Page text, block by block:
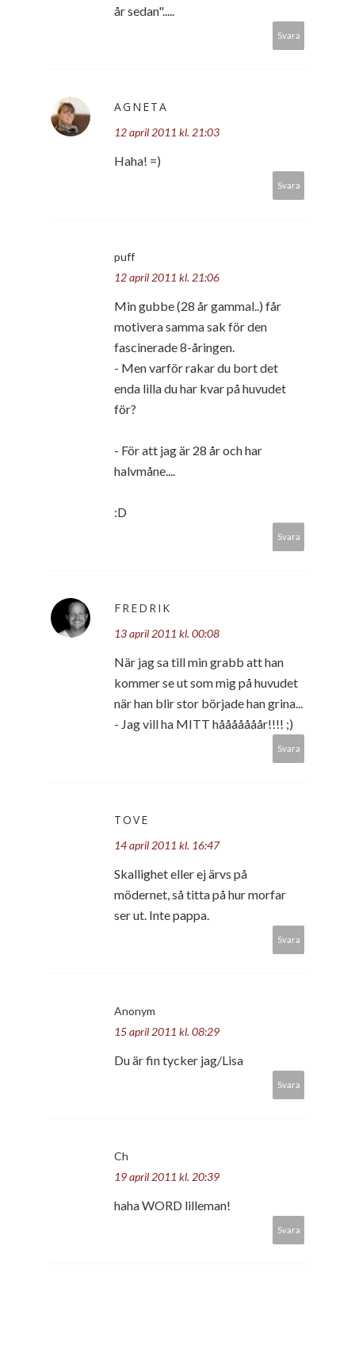
år sedan".....
Svara
AGNETA
12 april 2011 kl. 21:03
Haha! =)
Svara
puff
12 april 2011 kl. 21:06
Min gubbe (28 år gammal..) får
motivera samma sak för den
fascinerade 8-åringen.
- Men varför rakar du bort det
enda lilla du har kvar på huvudet
för?
- För att jag är 28 år och har
halvmåne....
:D
Svara
FREDRIK
13 april 2011 kl. 00:08
När jag sa till min grabb att han
kommer se ut som mig på huvudet
när han blir stor började han grina...
- Jag vill ha MITT hååååååår!!!! ;)
Svara
TOVE
14 april 2011 kl. 16:47
Skallighet eller ej ärvs på
mödernet, så titta på hur morfar
ser ut. Inte pappa.
Svara
Anonym
15 april 2011 kl. 08:29
Du är fin tycker jag/Lisa
Svara
Ch
19 april 2011 kl. 20:39
haha WORD lilleman!
Svara